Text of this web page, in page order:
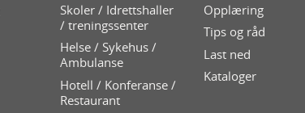
Skoler / Idrettshaller
/ treningssenter
Helse / Sykehus /
Ambulanse
Hotell / Konferanse /
Restaurant
Opplæring
Tips og råd
Last ned
Kataloger